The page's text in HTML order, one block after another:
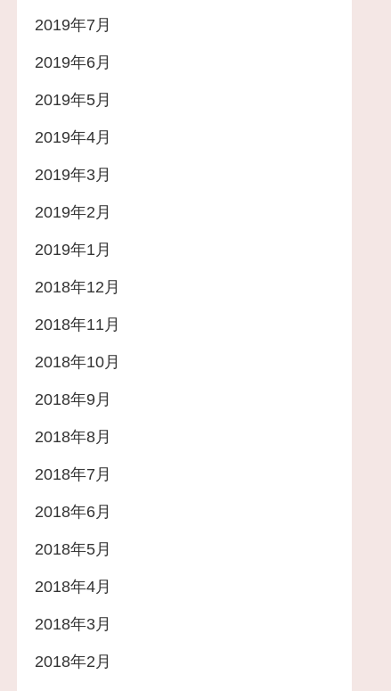
2019年7月
2019年6月
2019年5月
2019年4月
2019年3月
2019年2月
2019年1月
2018年12月
2018年11月
2018年10月
2018年9月
2018年8月
2018年7月
2018年6月
2018年5月
2018年4月
2018年3月
2018年2月